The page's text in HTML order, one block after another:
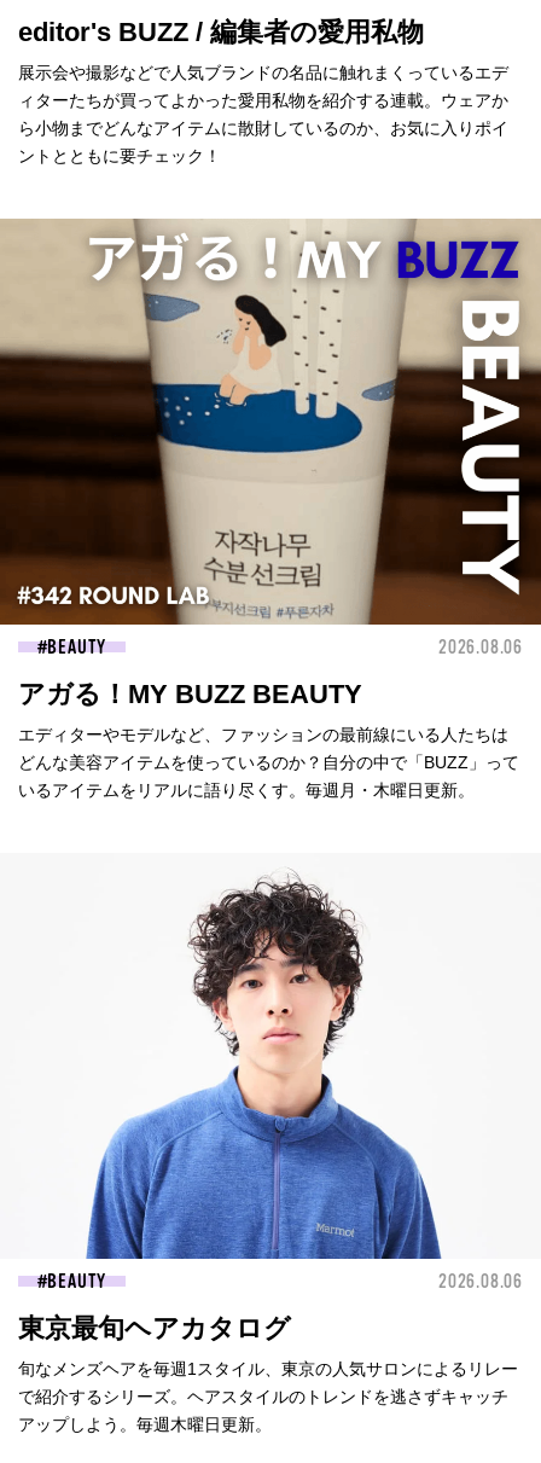
editor's BUZZ / 編集者の愛用私物
展示会や撮影などで人気ブランドの名品に触れまくっているエデ
ィターたちが買ってよかった愛用私物を紹介する連載。ウェアか
ら小物までどんなアイテムに散財しているのか、お気に入りポイ
ントとともに要チェック！
BEAUTY 2026.08.06
アガる！MY BUZZ BEAUTY
エディターやモデルなど、ファッションの最前線にいる人たちは
どんな美容アイテムを使っているのか？自分の中で「BUZZ」って
いるアイテムをリアルに語り尽くす。毎週月・木曜日更新。
BEAUTY 2026.08.06
東京最旬ヘアカタログ
旬なメンズヘアを毎週1スタイル、東京の人気サロンによるリレー
で紹介するシリーズ。ヘアスタイルのトレンドを逃さずキャッチ
アップしよう。毎週木曜日更新。